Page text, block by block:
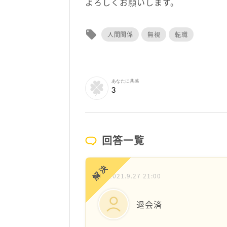
local_offer 人間関係 無視 転職
あなたに共感
3
回答一覧
解決2021.9.27 21:00
退会済